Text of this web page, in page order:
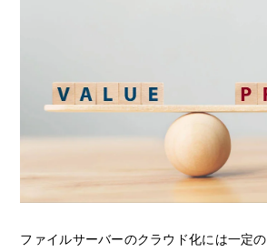
ファイルサーバーのクラウド化には一定